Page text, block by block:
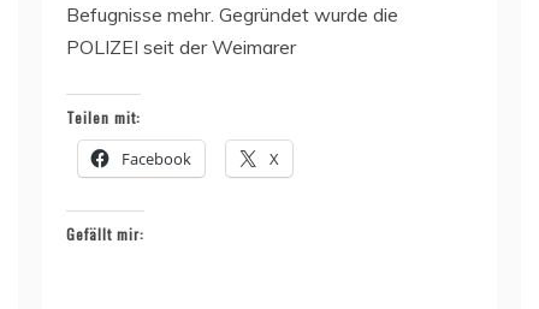
Befugnisse mehr. Gegründet wurde die
POLIZEI seit der Weimarer
Teilen mit:
Facebook X
Gefällt mir: